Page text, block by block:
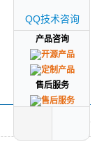
QQ技术咨询
产品咨询
售后服务
QQ技术咨询
产品咨询
售后服务